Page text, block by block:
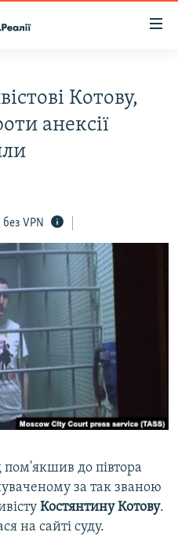
Котову,
анексії
VPN
до півтора
за так званою
Костянтину Котову.
на сайті суду.